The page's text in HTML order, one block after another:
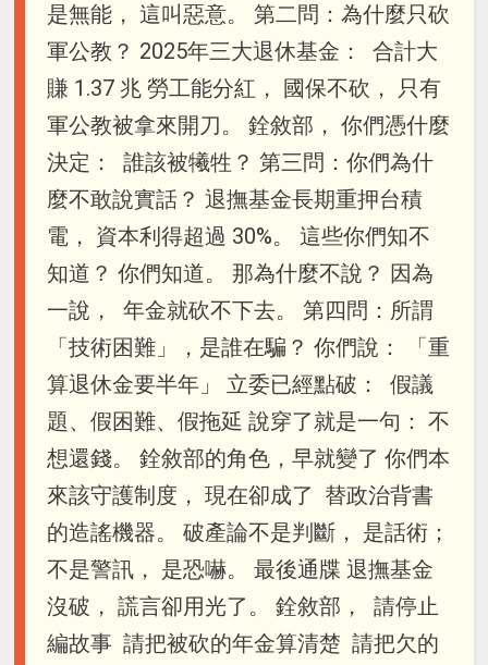
是無能， 這叫惡意。 第二問：為什麼只砍
軍公教？ 2025年三大退休基金： 合計大
賺 1.37 兆 勞工能分紅， 國保不砍， 只有
軍公教被拿來開刀。 銓敘部， 你們憑什麼
決定： 誰該被犧牲？ 第三問：你們為什
麼不敢說實話？ 退撫基金長期重押台積
電， 資本利得超過 30%。 這些你們知不
知道？ 你們知道。 那為什麼不說？ 因為
一說， 年金就砍不下去。 第四問：所謂
「技術困難」，是誰在騙？ 你們說： 「重
算退休金要半年」 立委已經點破： 假議
題、假困難、假拖延 說穿了就是一句： 不
想還錢。 銓敘部的角色，早就變了 你們本
來該守護制度， 現在卻成了 替政治背書
的造謠機器。 破產論不是判斷， 是話術；
不是警訊， 是恐嚇。 最後通牒 退撫基金
沒破， 謊言卻用光了。 銓敘部， 請停止
編故事 請把被砍的年金算清楚 請把欠的